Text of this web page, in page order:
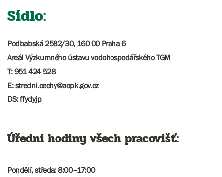
Sídlo:
Podbabská 2582/30, 160 00 Praha 6
Areál Výzkumného ústavu vodohospodářského TGM
T: 951 424 528
E: stredni.cechy@aopk.gov.cz
DS: ffydyjp
Úřední hodiny všech pracovišť:
Pondělí, středa: 8:00–17:00​​​​​